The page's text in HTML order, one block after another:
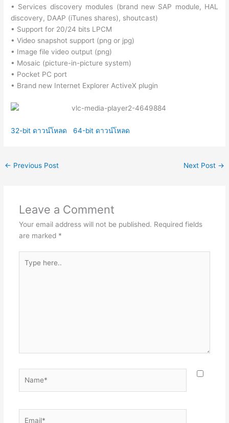
• Services discovery modules (brand new SAP module, HAL
discovery, DAAP (iTunes shares), shoutcast)
• Support for 20/24 bits LPCM
• Video snapshot support (png or jpg)
• Image file video output (png)
• Mosaic (picture-in-picture system)
• Pocket PC port
• Brand new Internet Explorer ActiveX plugin
32-bit ดาวน์โหลด 64-bit ดาวน์โหลด
← Previous Post Next Post →
Leave a Comment
Your email address will not be published. Required fields
are marked *
here..